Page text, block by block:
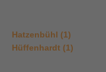
Hatzenbühl (1)
Hüffenhardt (1)